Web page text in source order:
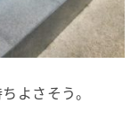
よさそう。